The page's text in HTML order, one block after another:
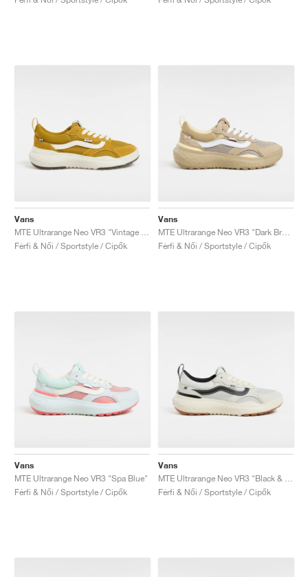
Vans
Férfi & Női / Sportstyle / Cipők
Vans
Férfi & Női / Sportstyle / Cipők
Vans
MTE Ultrarange Neo VR3 "Spa Blue"
Férfi & Női / Sportstyle / Cipők
Vans
Férfi & Női / Sportstyle / Cipők